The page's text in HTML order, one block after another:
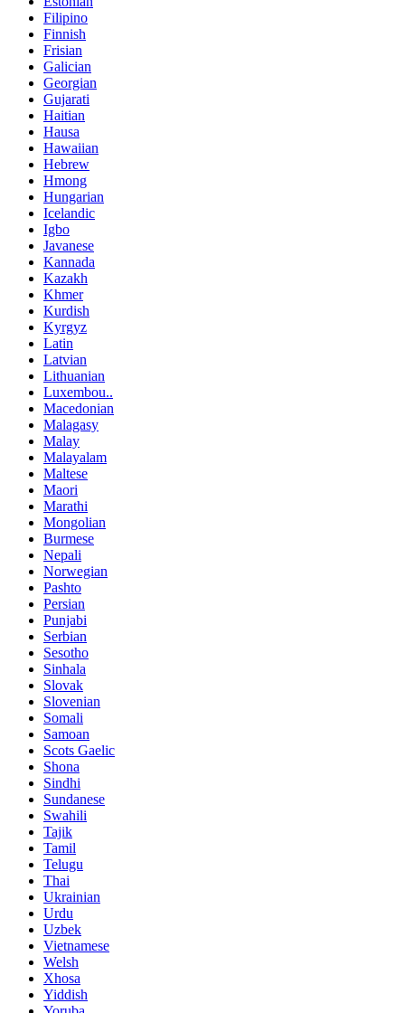
Filipino
Finnish
Frisian
Galician
Georgian
Gujarati
Haitian
Hausa
Hawaiian
Hebrew
Hmong
Hungarian
Icelandic
Igbo
Javanese
Kannada
Kazakh
Khmer
Kurdish
Kyrgyz
Latin
Latvian
Lithuanian
Luxembou..
Macedonian
Malagasy
Malay
Malayalam
Maltese
Maori
Marathi
Mongolian
Burmese
Nepali
Norwegian
Pashto
Persian
Punjabi
Serbian
Sesotho
Sinhala
Slovak
Slovenian
Somali
Samoan
Scots Gaelic
Shona
Sindhi
Sundanese
Swahili
Tajik
Tamil
Telugu
Thai
Ukrainian
Urdu
Uzbek
Vietnamese
Welsh
Xhosa
Yiddish